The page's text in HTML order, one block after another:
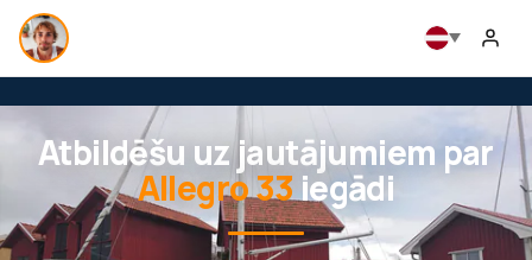
Atbildēšu uz jautājumiem par
Allegro 33iegādi